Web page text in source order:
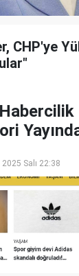
CHP'ye
2025 Salı 22:38